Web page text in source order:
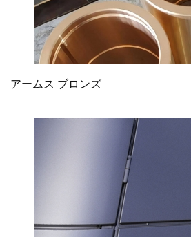
アームス ブロンズ